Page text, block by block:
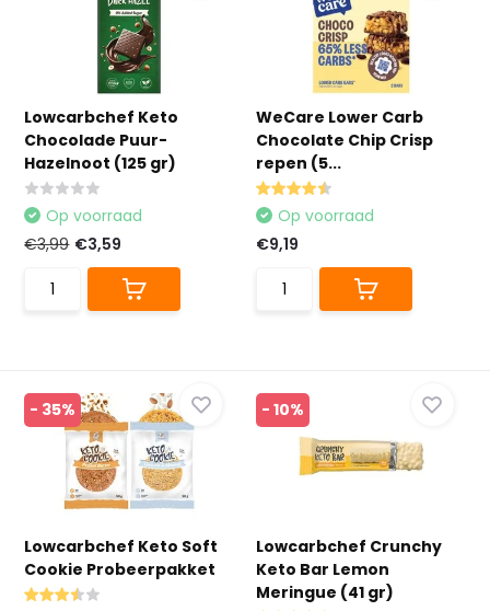
Lowcarbchef Keto
Chocolade Puur-
Hazelnoot (125 gr)
Op voorraad
€3,99 €3,59
WeCare Lower Carb
Chocolate Chip Crisp
repen (5...
Op voorraad
€9,19
- 35%
Lowcarbchef Keto Soft
Cookie Probeerpakket
- 10%
Lowcarbchef Crunchy
Keto Bar Lemon
Meringue (41 gr)